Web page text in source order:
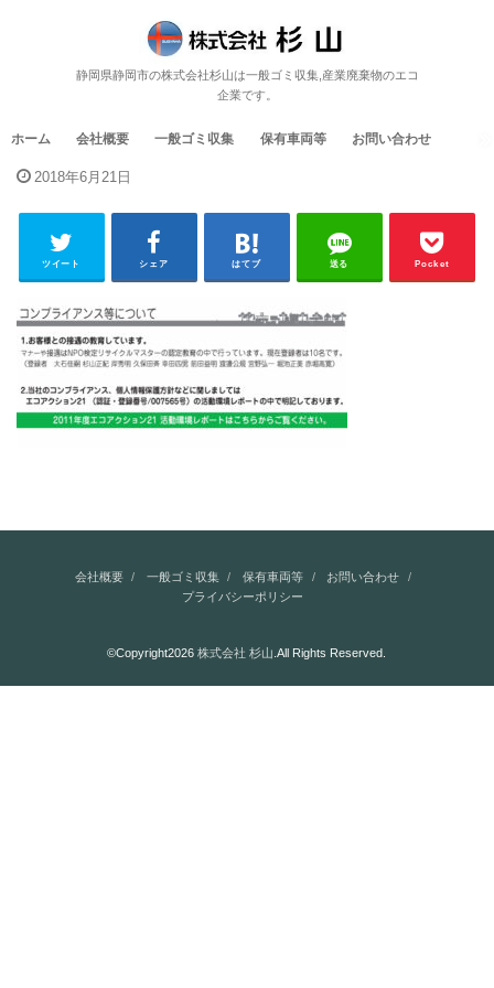
静岡県静岡市の株式会社杉山は一般ゴミ収集,産業廃棄物のエコ
企業です。
ホーム 会社概要 一般ゴミ収集 保有車両等 お問い合わせ
2018年6月21日
ツイート シェア はてブ 送る Pocket
会社概要 一般ゴミ収集 保有車両等
お問い合わせ
プライバシーポリシー
©Copyright2026株式会社 杉山 .All Rights Reserved.